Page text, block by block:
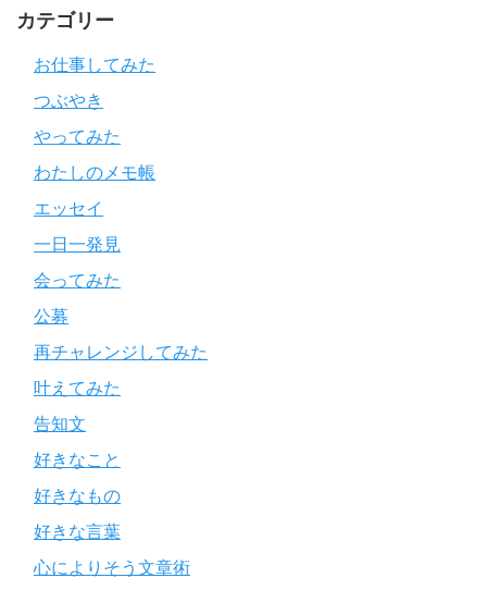
カテゴリー
お仕事してみた
つぶやき
やってみた
わたしのメモ帳
エッセイ
一日一発見
会ってみた
公募
再チャレンジしてみた
叶えてみた
告知文
好きなこと
好きなもの
好きな言葉
心によりそう文章術